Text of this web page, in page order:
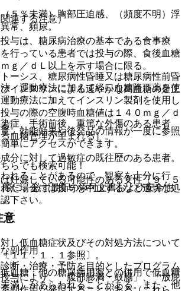
５％未満）胸部圧迫感、（頻度不明）浮
常、頻尿。
ーシス、糖尿病性昏睡又は糖尿病性前昏
インスリンによる速やかな高血糖の是正
症、手術前後、重篤な外傷のある患者
血糖管理が望まれる］。
分に対して過敏症の既往歴のある患者。
妊娠している可能性のある女性〔９．５
意
し低血糖症状及びその対処方法について
１１．１．１参照〕。
与により、「腹部膨満・鼓腸」、「放屁
連する注意）
与は、糖尿病治療の基本である食事療
行っている患者では投与の際、食後血糖
ｇ／ｄＬ以上を示す場合に限る。
・運動療法に加えて経口血糖降下薬を使
動療法に加えてインスリン製剤を使用し
与の際の空腹時血糖値は１４０ｍｇ／ｄ
。
れることがあるので、観察を十分に行
た場合には投与を中止するなど適切な処
副作用
血糖：他の糖尿病用薬との併用で低血糖
満）があらわれることがある。また、他
、効能効果や後発品の情報が一度に参照
単にアクセスができます。
らでも検索可能！
に、必ず最新の添付文書および安全性
下さい。
断・治療・予防を目的としたプログラム